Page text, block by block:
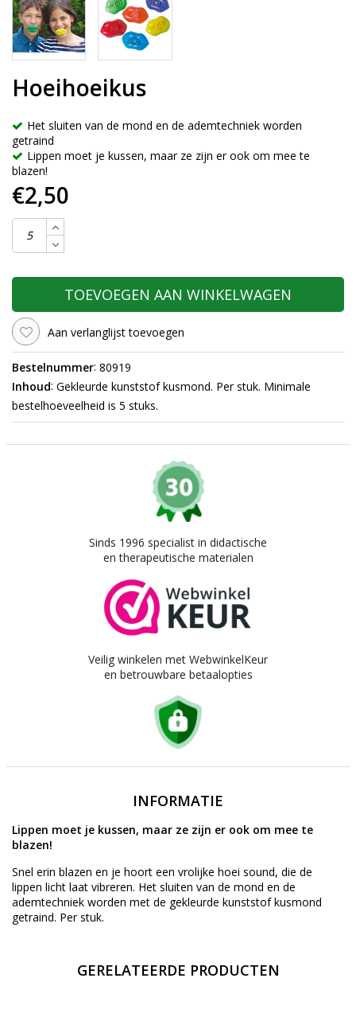
Hoeihoeikus
Het sluiten van de mond en de ademtechniek worden
getraind
Lippen moet je kussen, maar ze zijn er ook om mee te
blazen!
€2,50
TOEVOEGEN AAN WINKELWAGEN
Aan verlanglijst toevoegen
Bestelnummer: 80919
Inhoud: Gekleurde kunststof kusmond. Per stuk. Minimale
bestelhoeveelheid is 5 stuks.
Sinds 1996 specialist in didactische
en therapeutische materialen
Veilig winkelen met WebwinkelKeur
en betrouwbare betaalopties
INFORMATIE
Lippen moet je kussen, maar ze zijn er ook om mee te
blazen!
Snel erin blazen en je hoort een vrolijke hoei sound, die de
lippen licht laat vibreren. Het sluiten van de mond en de
ademtechniek worden met de gekleurde kunststof kusmond
getraind. Per stuk.
GERELATEERDE PRODUCTEN